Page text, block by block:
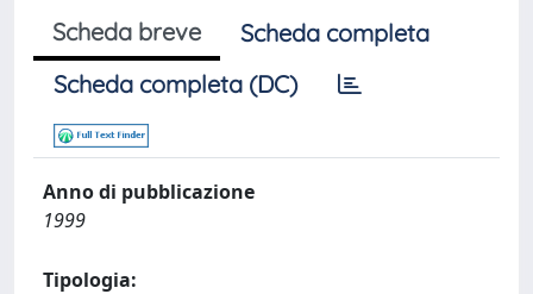
Scheda breve
Scheda completa
Scheda completa (DC)
Anno di pubblicazione
1999
Tipologia: